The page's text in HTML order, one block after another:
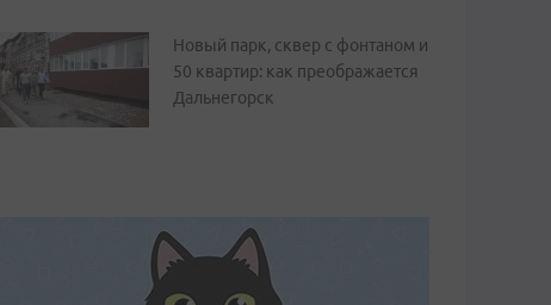
Новый парк, сквер с фонтаном и
50 квартир: как преображается
Дальнегорск